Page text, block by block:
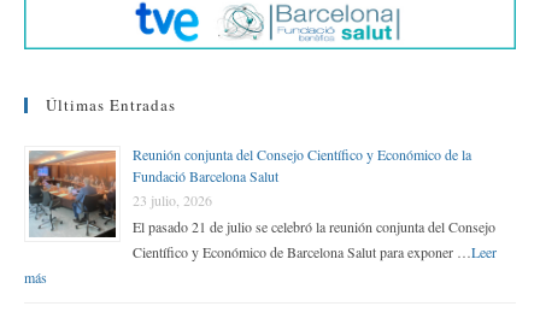
Últimas Entradas
Reunión conjunta del Consejo Científico y Económico de la
Fundació Barcelona Salut
23 julio, 2026
El pasado 21 de julio se celebró la reunión conjunta del Consejo
Científico y Económico de Barcelona Salut para exponer … Leer
más